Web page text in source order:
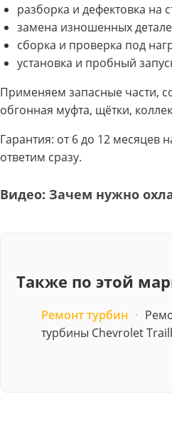
разборка и дефектовка на
замена изношенных
сборка и проверка под
установка и пробный
Применяем запасные части,
обгонная муфта, щётки,
Гарантия: от 6 до 12 месяцев
ответим сразу.
Видео: Зачем нужно
Также по этой
Ремонт турбин ·
турбины Chevrolet